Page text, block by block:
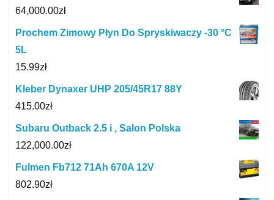
64,000.00zł
Prochem Zimowy Płyn Do Spryskiwaczy -30 °C
5L
15.99zł
Kleber Dynaxer UHP 205/45R17 88Y
415.00zł
Subaru Outback 2.5 i , Salon Polska
122,000.00zł
Fulmen Fb712 71Ah 670A 12V
802.90zł